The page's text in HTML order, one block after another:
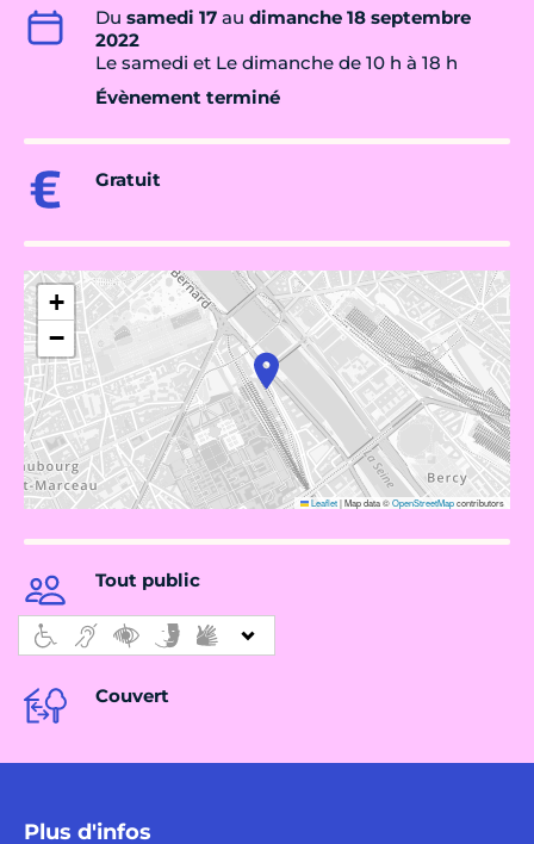
Du samedi 17 au dimanche 18 septembre
2022
Le samedi et Le dimanche de 10 h à 18 h
Évènement terminé
Gratuit
+
−
Leaflet|Map data ©OpenStreetMapcontributors
Tout public
Couvert
Plus d'infos